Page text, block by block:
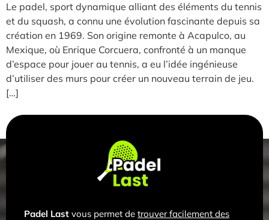
Le padel, sport dynamique alliant des éléments du tennis
et du squash, a connu une évolution fascinante depuis sa
création en 1969. Son origine remonte à Acapulco, au
Mexique, où Enrique Corcuera, confronté à un manque
d’espace pour jouer au tennis, a eu l’idée ingénieuse
d’utiliser des murs pour créer un nouveau terrain de jeu.
[…]
Padel Last vous permet de trouver facilement des